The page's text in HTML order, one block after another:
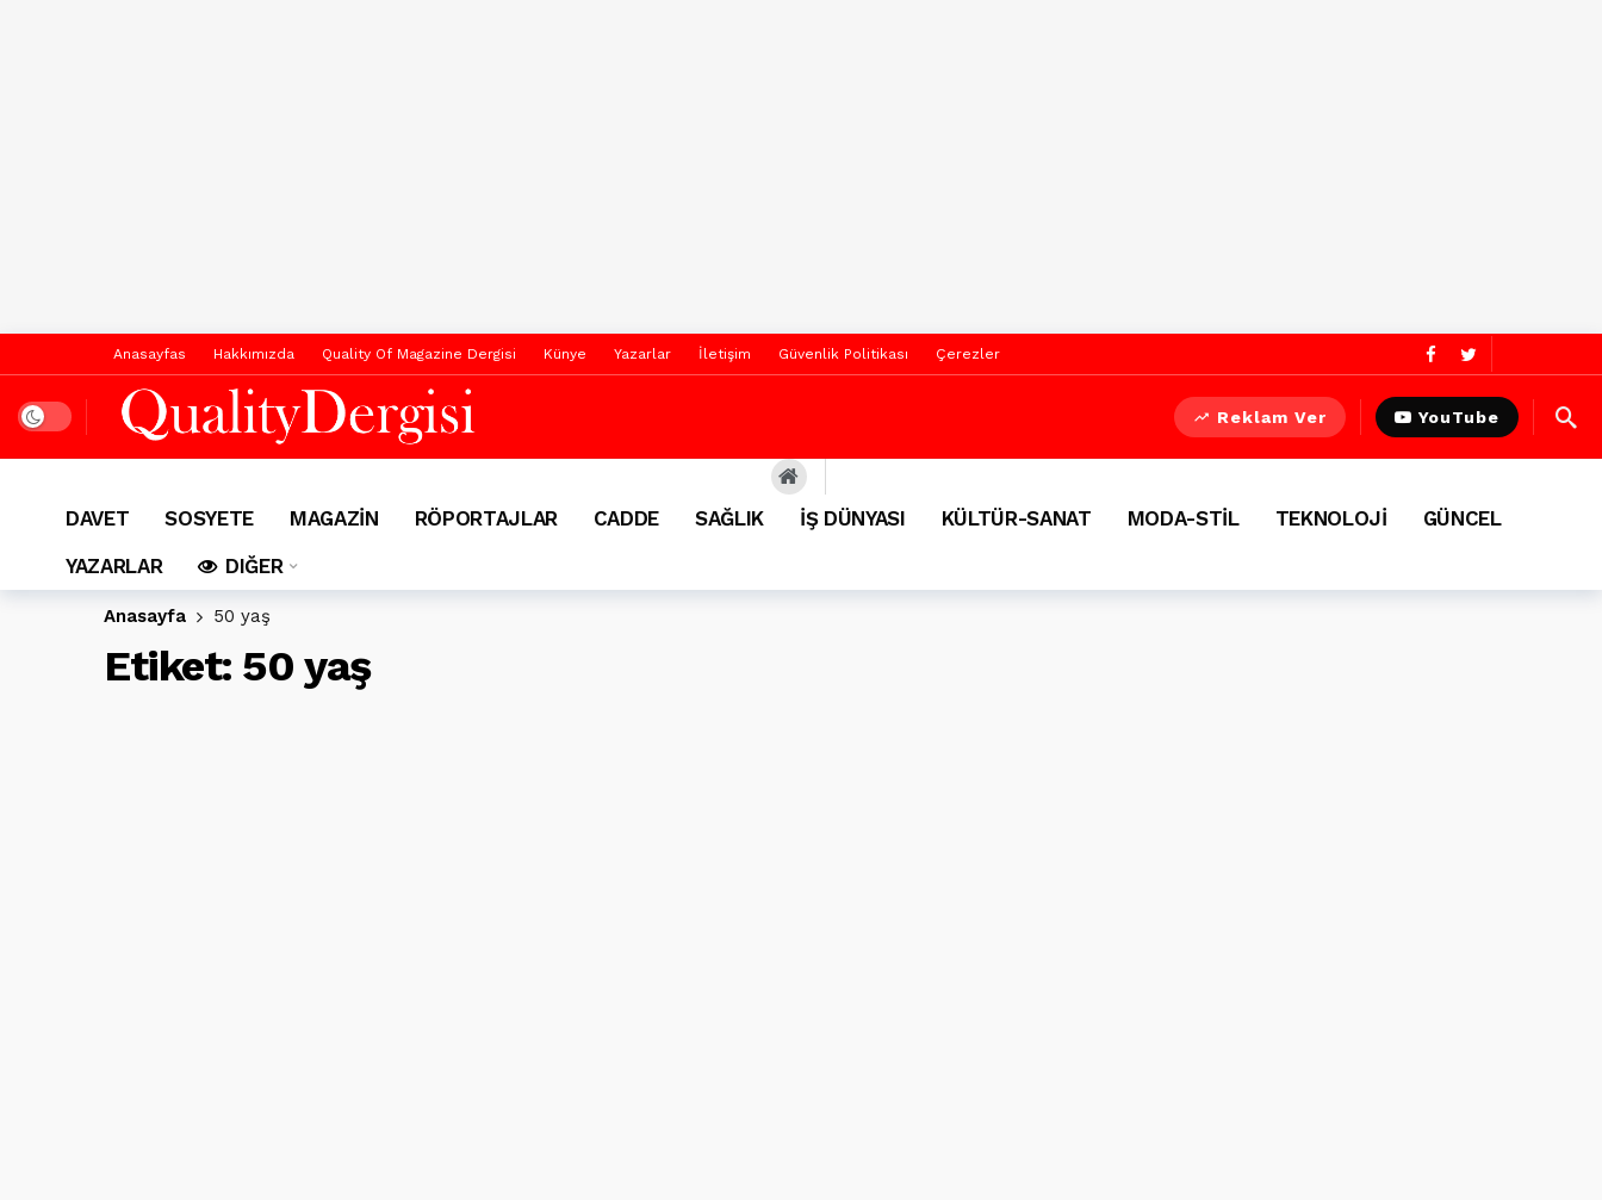
Anasayfas Hakkımızda Quality Of Magazine Dergisi Künye Yazarlar İletişim Güvenlik Politikası Çerezler
Dark mode Reklam Ver YouTube
DAVET SOSYETE MAGAZİN RÖPORTAJLAR CADDE SAĞLIK İŞ DÜNYASI KÜLTÜR-SANAT MODA-STİL TEKNOLOJİ
GÜNCEL
YAZARLAR
DIĞER
Anasayfa 50 yaş
Etiket: 50 yaş